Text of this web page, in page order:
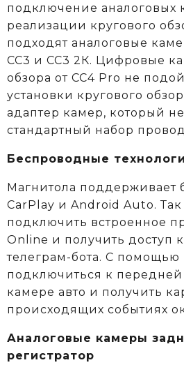
подключение аналоговых
реализации кругового
подходят аналоговые
СС3 и СС3 2К. Цифровые
обзора от CC4 Pro не
установки кругового
адаптер камер, который
стандартный набор
Беспроводные
Магнитола поддерживает
CarPlay и Android Auto.
подключить встроенное
Online и получить доступ
телеграм-бота. С помощью
подключиться к
камере авто и получить
происходящих событиях
Аналоговые камеры
регистратор